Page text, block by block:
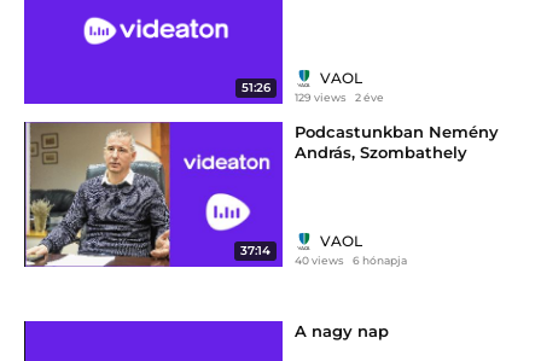
51:26
VAOL
129 views 2 éve
37:14
Podcastunkban Nemény
András, Szombathely
VAOL
40 views 6 hónapja
A nagy nap